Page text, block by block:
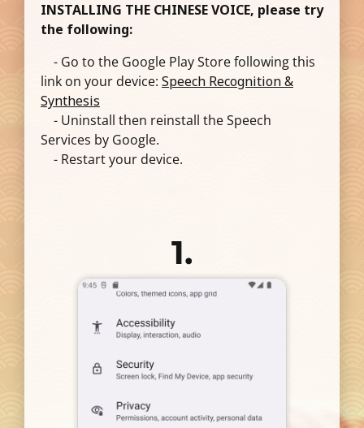
INSTALLING THE CHINESE VOICE, please try
the following:
- Go to the Google Play Store following this
link on your device: Speech Recognition &
Synthesis
- Uninstall then reinstall the Speech
Services by Google.
- Restart your device.
1.